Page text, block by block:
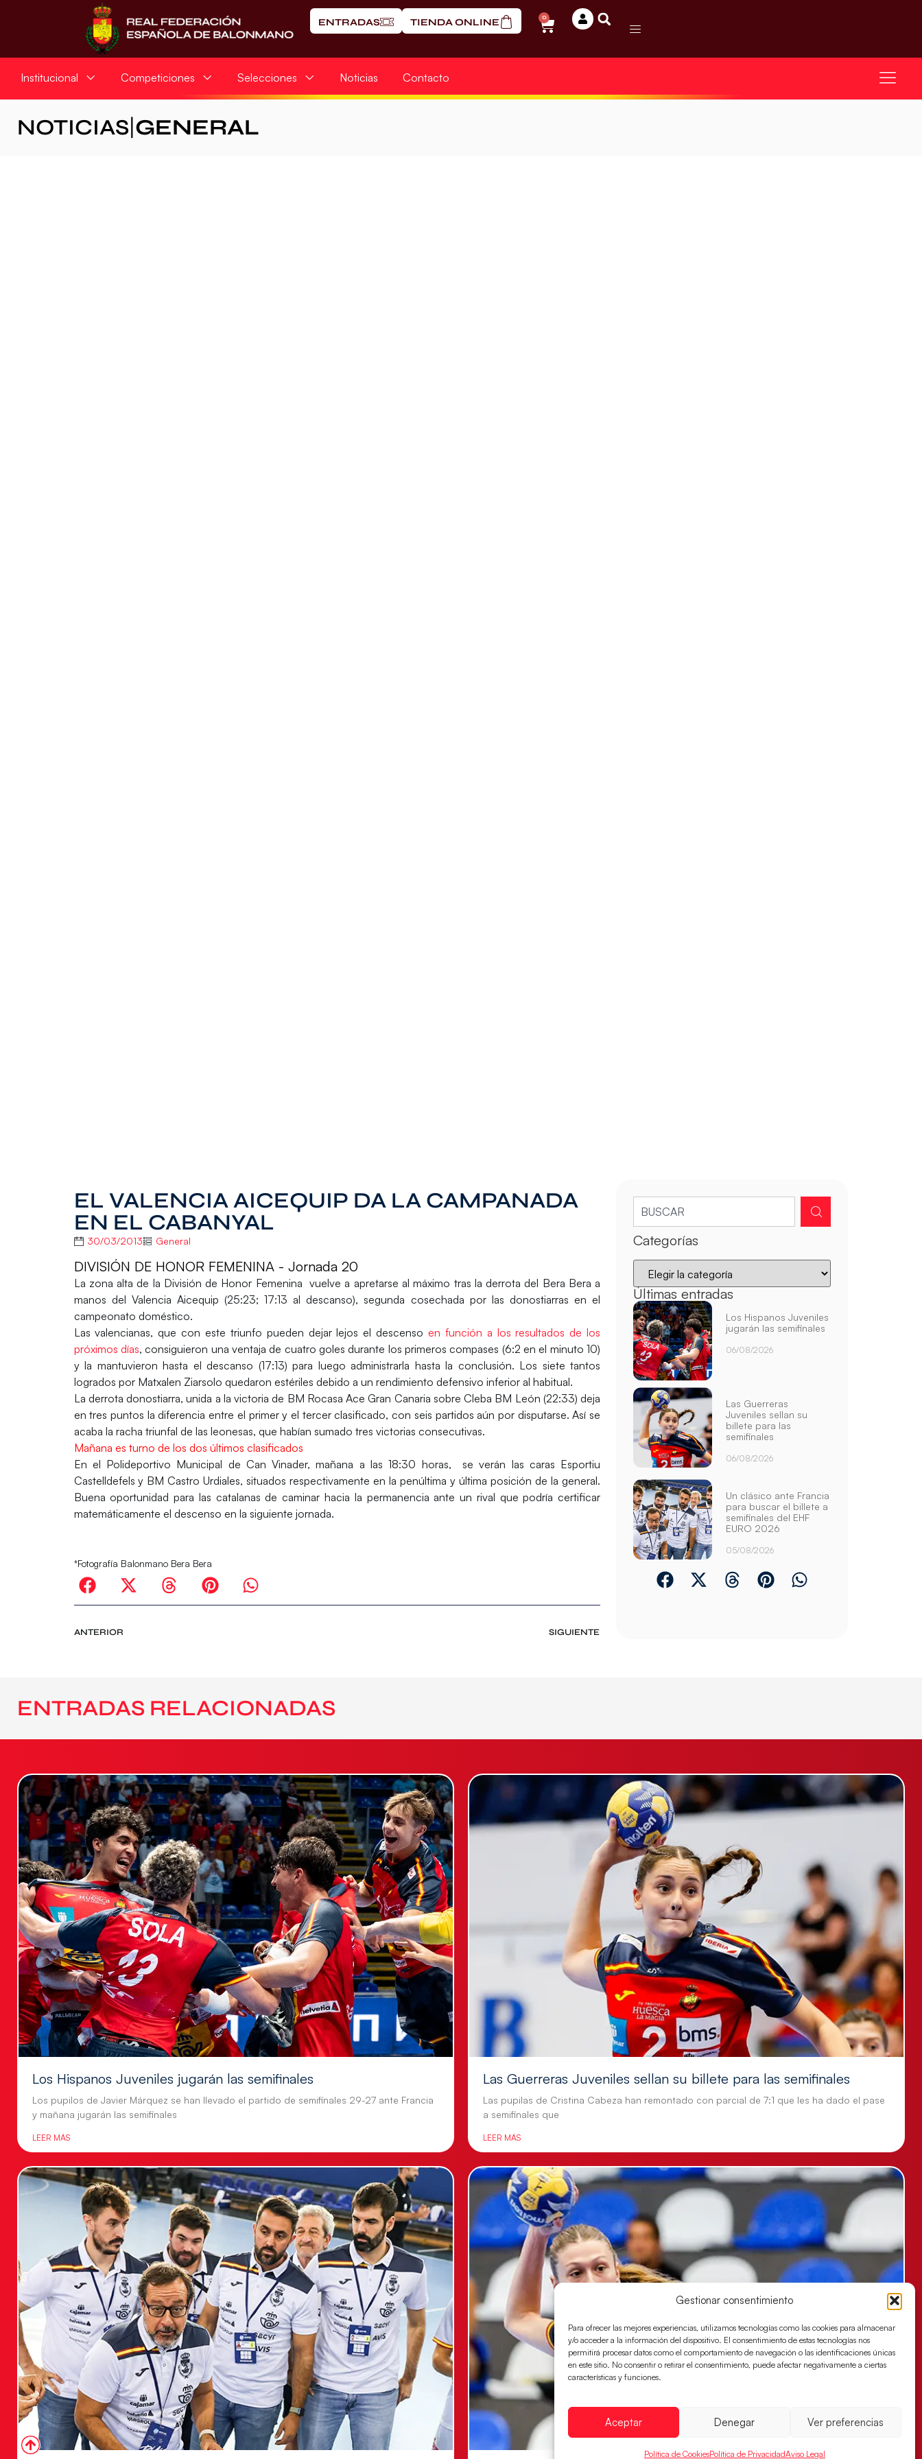
Gestionar consentimiento
Para ofrecer las mejores experiencias, utilizamos tecnologías como las cookies para almacenar
y/o acceder a la información del dispositivo. El consentimiento de estas tecnologías nos
permitirá procesar datos como el comportamiento de navegación o las identificaciones únicas
en este sitio. No consentir o retirar el consentimiento, puede afectar negativamente a ciertas
características y funciones.
Aceptar Denegar Ver preferencias
Política de CookiesPolítica de PrivacidadAviso Legal
ENTRADAS TIENDA ONLINE 0
Institucional Competiciones Selecciones Noticias Contacto
NOTICIAS GENERAL
EL VALENCIA AICEQUIP DA LA CAMPANADA
EN EL CABANYAL
30/03/2013 General
DIVISIÓN DE HONOR FEMENINA - Jornada 20
La zona alta de la División de Honor Femenina vuelve a apretarse al máximo tras la derrota del Bera Bera a
manos del Valencia Aicequip (25:23; 17:13 al descanso), segunda cosechada por las donostiarras en el
campeonato doméstico.
Las valencianas, que con este triunfo pueden dejar lejos el descenso en función a los resultados de los
próximos días, consiguieron una ventaja de cuatro goles durante los primeros compases (6:2 en el minuto 10)
y la mantuvieron hasta el descanso (17:13) para luego administrarla hasta la conclusión. Los siete tantos
logrados por Matxalen Ziarsolo quedaron estériles debido a un rendimiento defensivo inferior al habitual.
La derrota donostiarra, unida a la victoria de BM Rocasa Ace Gran Canaria sobre Cleba BM León (22:33) deja
en tres puntos la diferencia entre el primer y el tercer clasificado, con seis partidos aún por disputarse. Así se
acaba la racha triunfal de las leonesas, que habían sumado tres victorias consecutivas.
Mañana es turno de los dos últimos clasificados
En el Polideportivo Municipal de Can Vinader, mañana a las 18:30 horas, se verán las caras Esportiu
Castelldefels y BM Castro Urdiales, situados respectivamente en la penúltima y última posición de la general.
Buena oportunidad para las catalanas de caminar hacia la permanencia ante un rival que podría certificar
matemáticamente el descenso en la siguiente jornada.
*Fotografía Balonmano Bera Bera
ANTERIOR SIGUIENTE
Categorías
Últimas entradas
Los Hispanos Juveniles
jugarán las semifinales
06/08/2026
Las Guerreras
Juveniles sellan su
billete para las
semifinales
06/08/2026
Un clásico ante Francia
para buscar el billete a
semifinales del EHF
EURO 2026
05/08/2026
ENTRADAS RELACIONADAS
Los Hispanos Juveniles jugarán las semifinales
Los pupilos de Javier Márquez se han llevado el partido de semifinales 29-27 ante Francia
y mañana jugarán las semifinales
LEER MÁS
Las Guerreras Juveniles sellan su billete para las semifinales
Las pupilas de Cristina Cabeza han remontado con parcial de 7:1 que les ha dado el pase
a semifinales que
LEER MÁS